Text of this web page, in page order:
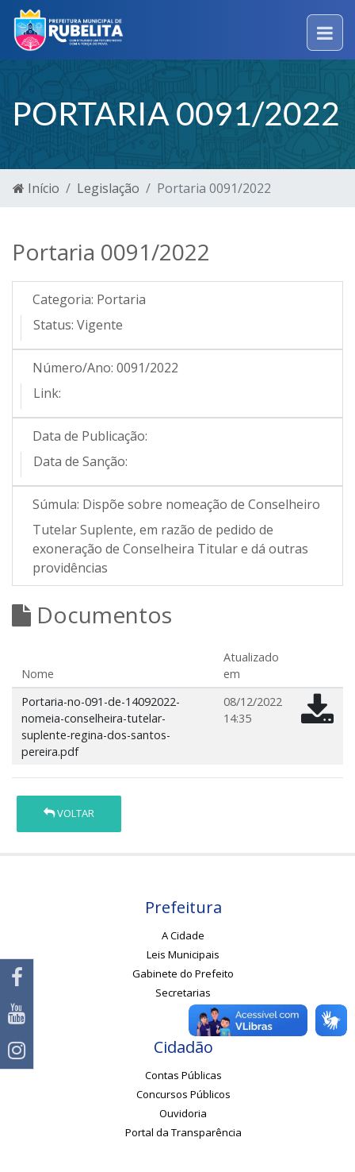
PORTARIA 0091/2022
Início Legislação Portaria 0091/2022
Portaria 0091/2022
Categoria: Portaria
Status: Vigente
Número/Ano: 0091/2022
Link:
Data de Publicação:
Data de Sanção:
Súmula: Dispõe sobre nomeação de Conselheiro
Tutelar Suplente, em razão de pedido de
exoneração de Conselheira Titular e dá outras
providências
Documentos
Nome
Atualizado
em
Portaria-no-091-de-14092022-
nomeia-conselheira-tutelar-
suplente-regina-dos-santos-
pereira.pdf
08/12/2022
14:35
VOLTAR
Prefeitura
A Cidade
Leis Municipais
Gabinete do Prefeito
Secretarias
Cidadão
Contas Públicas
Concursos Públicos
Ouvidoria
Portal da Transparência